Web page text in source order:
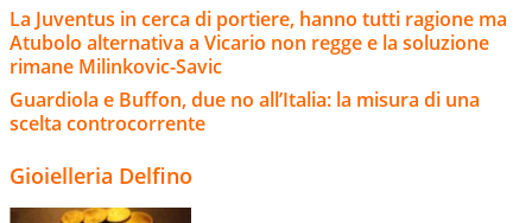
La Juventus in cerca di portiere, hanno tutti ragione ma
Atubolo alternativa a Vicario non regge e la soluzione
rimane Milinkovic-Savic
Guardiola e Buffon, due no all’Italia: la misura di una
scelta controcorrente
Gioielleria Delfino